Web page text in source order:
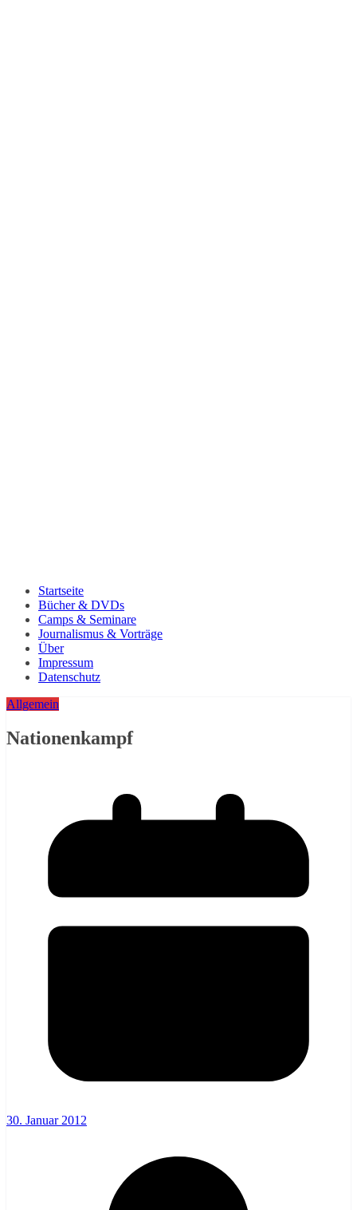
Startseite
Bücher & DVDs
Camps & Seminare
Journalismus & Vorträge
Über
Impressum
Datenschutz
Allgemein
Nationenkampf
30. Januar 2012